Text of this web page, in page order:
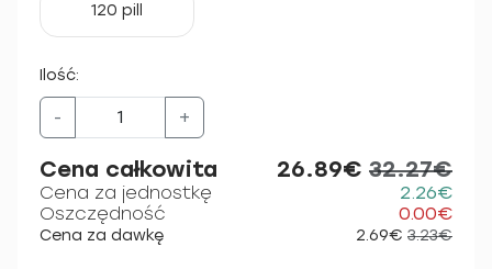
120 pill
Ilość:
- +
Cena całkowita 26.89€ 32.27€
Cena za jednostkę
2.26€
Oszczędność
0.00€
Cena za dawkę 2.69€ 3.23€